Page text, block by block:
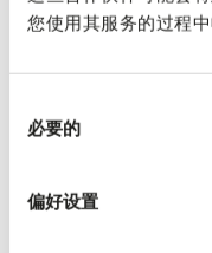
您使用其服务的过程
必要的
偏好设置
作，Milano XL